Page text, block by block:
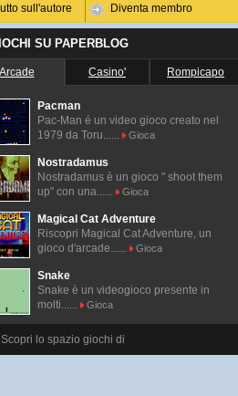
sull'autore Diventa membro
SU PAPERBLOG
Arcade Casino' Rompicapo
Pacman
Pac-Man é un video gioco creato nel
1979 da Toru......
Gioca
Nostradamus
Nostradamus è un gioco " shoot them
up" con una......
Gioca
Magical Cat Adventure
Riscopri Magical Cat Adventure, un
gioco d'arcade......
Gioca
Snake
Snake è un videogioco presente in
molti......
Gioca
Scopri lo spazio giochi di